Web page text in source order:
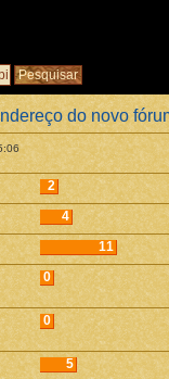
do novo
2
4
11
0
0
5